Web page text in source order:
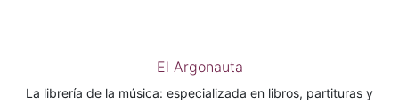
El Argonauta
La librería de la música: especializada en libros, partituras y